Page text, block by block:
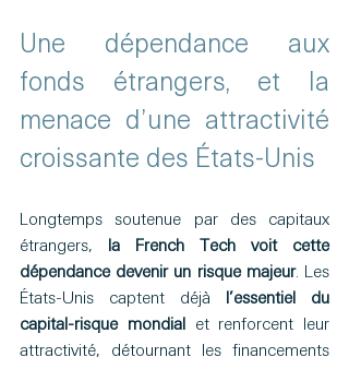
Une dépendance aux
fonds étrangers, et la
menace d’une attractivité
croissante des États-Unis
Longtemps soutenue par des capitaux
étrangers, la French Tech voit cette
dépendance devenir un risque majeur. Les
États-Unis captent déjà l’essentiel du
capital-risque mondial et renforcent leur
attractivité, détournant les financements